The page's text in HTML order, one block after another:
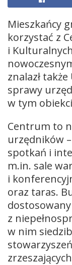
Mieszkańcy
korzystać z
i
znalazł
sprawy
w tym
Centrum to
urzędników
spotkań i
m.in. sale
i
oraz taras.
z
w nim